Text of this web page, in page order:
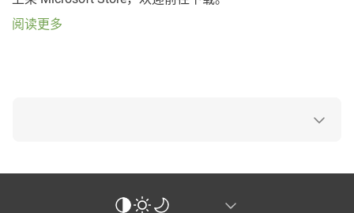
阅读更多